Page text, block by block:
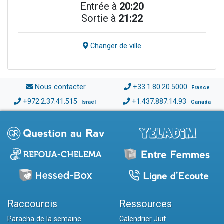
Entrée à 20:20
Sortie à 21:22
Changer de ville
Nous contacter +33.1.80.20.5000 France
+972.2.37.41.515 Israël +1.437.887.14.93 Canada
Raccourcis
Paracha de la semaine
Ressources
Calendrier Juif